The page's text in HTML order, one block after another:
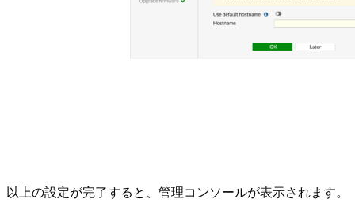
以上の設定が完了すると、管理コンソールが表示されます。